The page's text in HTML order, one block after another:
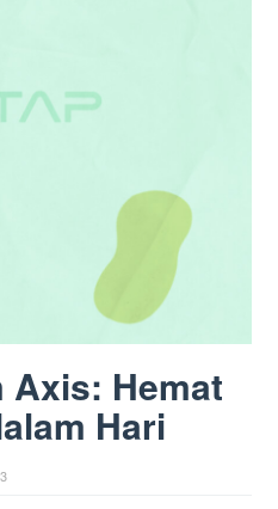
Axis: Hemat
Hari